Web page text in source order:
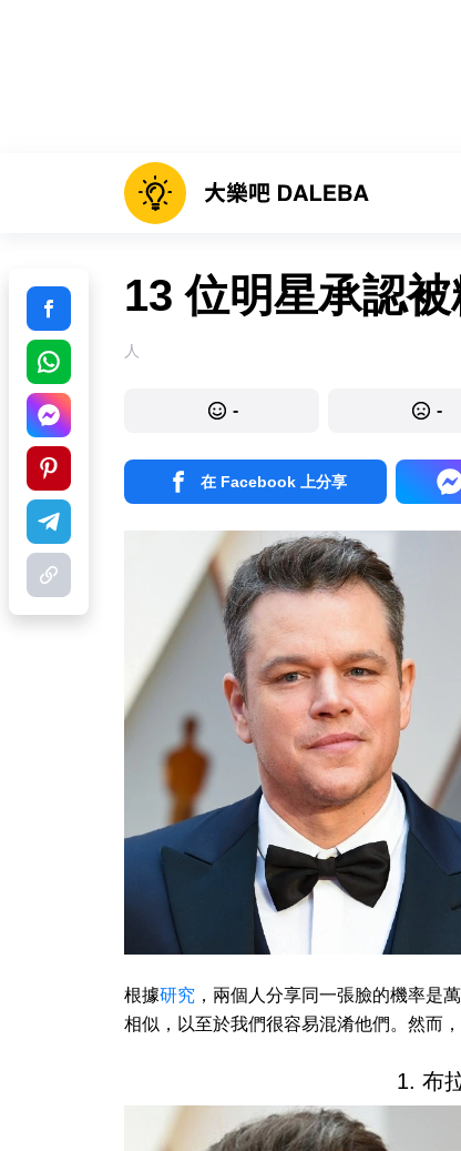
13 位明星承認
人
- -
在 Facebook 上分享
根據研究 ，兩個人分享同一張臉的機率是
相似，以至於我們很容易混淆他們。然而
1. 布